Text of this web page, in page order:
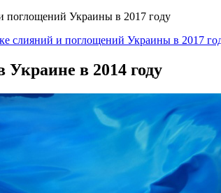
Украины в 2017 году
слияний и поглощений Украины в 2017
в 2014 году